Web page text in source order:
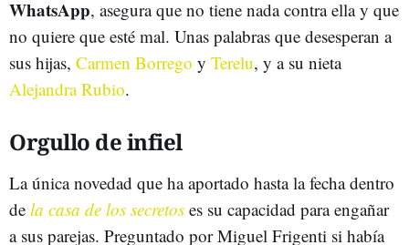
WhatsApp, asegura que no tiene nada contra ella y que
no quiere que esté mal. Unas palabras que desesperan a
sus hijas, Carmen Borrego y Terelu, y a su nieta
Alejandra Rubio.
Orgullo de infiel
La única novedad que ha aportado hasta la fecha dentro
de la casa de los secretos es su capacidad para engañar
a sus parejas. Preguntado por Miguel Frigenti si había